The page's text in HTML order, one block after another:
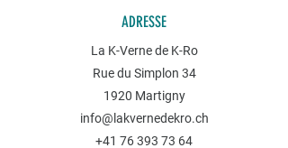
ADRESSE
La K-Verne de K-Ro
Rue du Simplon 34
1920 Martigny
info@lakvernedekro.ch
+41 76 393 73 64